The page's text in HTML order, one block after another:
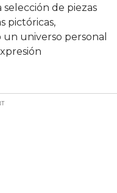
selección de piezas
pictóricas,
universo personal